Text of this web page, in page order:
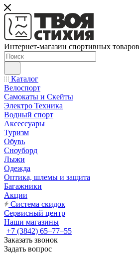
Интернет-магазин спортивных товаров
Каталог
Велоспорт
Самокаты и Скейты
Электро Техника
Водный спорт
Аксессуары
Туризм
Обувь
Сноуборд
Лыжи
Одежда
Оптика, шлемы и защита
Багажники
Акции
Система скидок
Сервисный центр
Наши магазины
+7 (3842) 65–77–55
Заказать звонок
Задать вопрос